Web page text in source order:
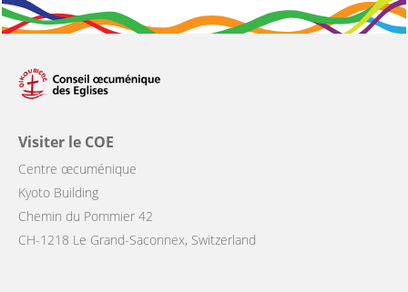
Visiter le COE
Centre œcuménique
Kyoto Building
Chemin du Pommier 42
CH-1218 Le Grand-Saconnex, Switzerland